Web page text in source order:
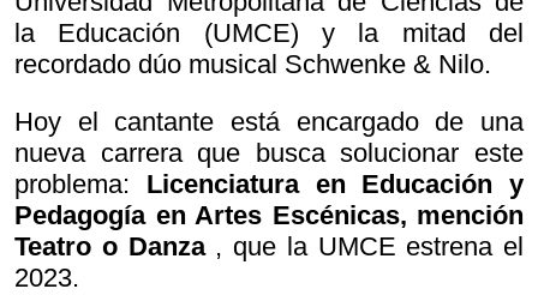
la Educación (UMCE) y la mitad del
recordado dúo musical Schwenke & Nilo.
Hoy el cantante está encargado de una
nueva carrera que busca solucionar este
problema: Licenciatura en Educación y
Pedagogía en Artes Escénicas, mención
Teatro o Danza, que la UMCE estrena el
2023.